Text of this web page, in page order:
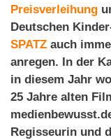
Preisverleihung
Deutschen
SPATZ auch
anregen. In der
in diesem Jahr
25 Jahre alten
Regisseurin und